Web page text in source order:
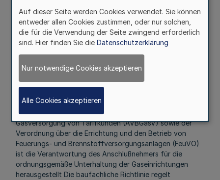
RdErl. d. Ministers für Stadtentwicklung, Wohnen
und Verkehr v. 1.2.1990 - B 1013 - 87 - 5 - VIC 5 ¹)
Die Ausarbeitung des Arbeitskreises Maschinen- und
Elektrotechnik staatlicher und kommunaler, Verwaltungen
„Instandhaltung von Leitungsanlagen für Erd- und
Flüssiggas auf öffentlichen Liegenschaften (Gasleitungen
89)" wird als baufachliche Richtlinie mit sofortiger
In der Verordnung über allgemeine Bedingungen für die
Gasversorgung von Tarifkunden (AVBGasV) sowie der
Verordnung über die Errichtung und den Betrieb von
Feuerungs- und Brennstoffversorgungsanlagen (FeuVO)
ist die Verantwortung des Anschlußnehmers für die
ordnungsgemäße Unterhaltung der Gaseinrichtungen
herausgestellt Die baufachliche Richtlinie regelt
Auf dieser Seite werden Cookies verwendet. Sie können
entweder allen Cookies zustimmen, oder nur solchen,
die für die Verwendung der Seite zwingend erforderlich
sind. Hier finden Sie die Datenschutzerklärung
Nur notwendige Cookies akzeptieren
Alle Cookies akzeptieren